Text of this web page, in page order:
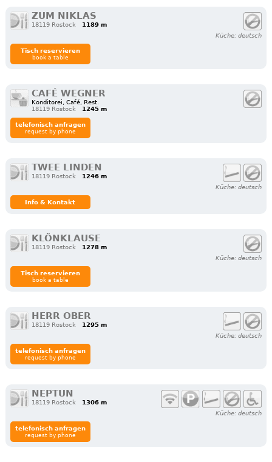
ZUM NIKLAS
18119 Rostock
1189 m
Küche: deutsch
Tisch reservieren
book a table
CAFÉ WEGNER
Konditorei, Café, Rest.
18119 Rostock
1245 m
telefonisch anfragen
request by phone
TWEE LINDEN
18119 Rostock
1246 m
Küche: deutsch
Info & Kontakt
KLÖNKLAUSE
18119 Rostock
1278 m
Küche: deutsch
Tisch reservieren
book a table
HERR OBER
18119 Rostock
1295 m
Küche: deutsch
telefonisch anfragen
request by phone
NEPTUN
18119 Rostock
1306 m
Küche: deutsch
telefonisch anfragen
request by phone